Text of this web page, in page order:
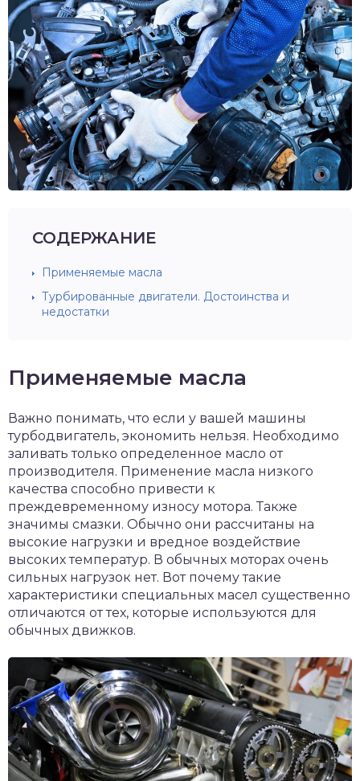
СОДЕРЖАНИЕ
Применяемые масла
Турбированные двигатели. Достоинства и
недостатки
Применяемые масла
Важно понимать, что если у вашей машины
турбодвигатель, экономить нельзя. Необходимо
заливать только определенное масло от
производителя. Применение масла низкого
качества способно привести к
преждевременному износу мотора. Также
значимы смазки. Обычно они рассчитаны на
высокие нагрузки и вредное воздействие
высоких температур. В обычных моторах очень
сильных нагрузок нет. Вот почему такие
характеристики специальных масел существенно
отличаются от тех, которые используются для
обычных движков.